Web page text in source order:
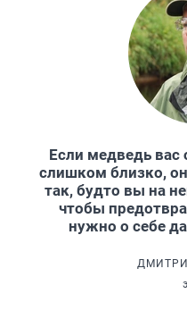
Если медведь вас
слишком близко,
так, будто вы на
чтобы
нужно о себе